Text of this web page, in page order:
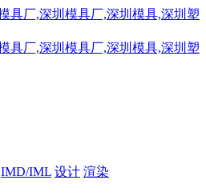
IMD/IML 设计 渲染